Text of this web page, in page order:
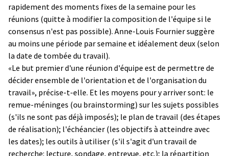
rapidement des moments fixes de la semaine pour les
réunions (quitte à modifier la composition de l'équipe si le
consensus n'est pas possible). Anne-Louis Fournier suggère
au moins une période par semaine et idéalement deux (selon
la date de tombée du travail).
«Le but premier d'une réunion d'équipe est de permettre de
décider ensemble de l'orientation et de l'organisation du
travail», précise-t-elle. Et les moyens pour y arriver sont: le
remue-méninges (ou brainstorming) sur les sujets possibles
(s'ils ne sont pas déjà imposés); le plan de travail (des étapes
de réalisation); l'échéancier (les objectifs à atteindre avec
les dates); les outils à utiliser (s'il s'agit d'un travail de
recherche: lecture, sondage, entrevue, etc.); la répartition